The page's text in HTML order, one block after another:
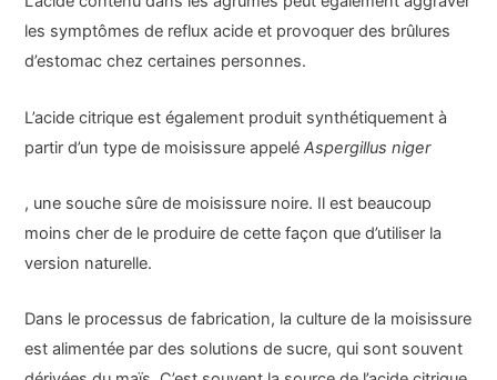
les symptômes de reflux acide et provoquer des brûlures
d’estomac chez certaines personnes.
L’acide citrique est également produit synthétiquement à
partir d’un type de moisissure appeléAspergillus niger
, une souche sûre de moisissure noire. Il est beaucoup
moins cher de le produire de cette façon que d’utiliser la
version naturelle.
Dans le processus de fabrication, la culture de la moisissure
est alimentée par des solutions de sucre, qui sont souvent